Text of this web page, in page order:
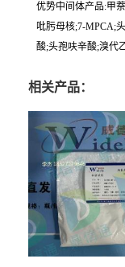
优势中间体产品:甲
吡肟母核;7-MPCA;
酸;头孢呋辛酸;溴代
相关产品：